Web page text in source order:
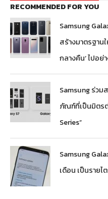
RECOMMENDED FOR YOU
Samsung
สร้างมาตรฐาน
กลางคืน’ ไปอย่
Samsung ร่ว
ภัณฑ์ที่เป็นมิตร
Series”
Samsung
เดือน เป็นรายไ